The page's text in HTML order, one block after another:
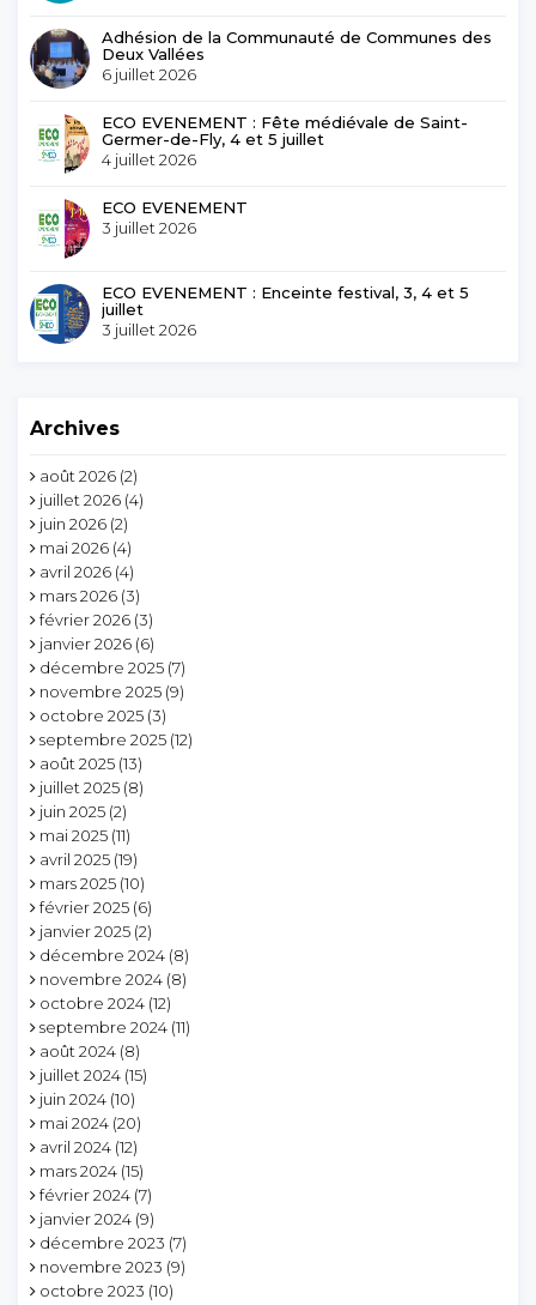
Adhésion de la Communauté de Communes des
Deux Vallées
6 juillet 2026
ECO EVENEMENT : Fête médiévale de Saint-
Germer-de-Fly, 4 et 5 juillet
4 juillet 2026
ECO EVENEMENT
3 juillet 2026
ECO EVENEMENT : Enceinte festival, 3, 4 et 5
juillet
3 juillet 2026
Archives
août 2026 (2)
juillet 2026 (4)
juin 2026 (2)
mai 2026 (4)
avril 2026 (4)
mars 2026 (3)
février 2026 (3)
janvier 2026 (6)
décembre 2025 (7)
novembre 2025 (9)
octobre 2025 (3)
septembre 2025 (12)
août 2025 (13)
juillet 2025 (8)
juin 2025 (2)
mai 2025 (11)
avril 2025 (19)
mars 2025 (10)
février 2025 (6)
janvier 2025 (2)
décembre 2024 (8)
novembre 2024 (8)
octobre 2024 (12)
septembre 2024 (11)
août 2024 (8)
juillet 2024 (15)
juin 2024 (10)
mai 2024 (20)
avril 2024 (12)
mars 2024 (15)
février 2024 (7)
janvier 2024 (9)
décembre 2023 (7)
novembre 2023 (9)
octobre 2023 (10)